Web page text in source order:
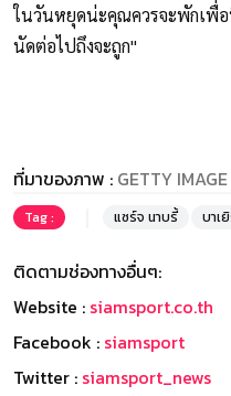
ในวันหยุดน่ะคุณควรจะพักเพื่อ
นัดต่อไปถึงจะถูก"
ที่มาของภาพ : GETTY
Tag : แซร์จ นาบรี้ บาเ
ติดตามช่องทางอื่นๆ:
Website : siamsport.co.th
Facebook : siamsport
Twitter : siamsport_news